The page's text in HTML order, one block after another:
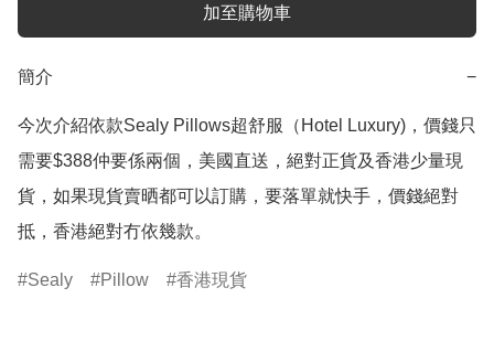
加至購物車
簡介 −
今次介紹依款Sealy Pillows超舒服（Hotel Luxury)，價錢只
需要$388仲要係兩個，美國直送，絕對正貨及香港少量現
貨，如果現貨賣晒都可以訂購，要落單就快手，價錢絕對
抵，香港絕對冇依幾款。
Sealy Pillow 香港現貨